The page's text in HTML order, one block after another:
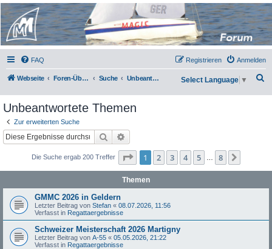
Micro Magic Forum
Deutschland
FAQ Anmelden
Registrieren
Webseite Foren-Übersicht Suche Unbeantwortete Themen Select Language ▼
Unbeantwortete Themen
Zur erweiterten Suche
Suche
Die Suche ergab 200 Treffer Seite 1von
1 2 3 4 5 8
Themen
GMMC 2026 in Geldern
Letzter Beitrag von Stefan « 08.07.2026, 11:56
Verfasst in Regattaergebnisse
Schweizer Meisterschaft 2026 Martigny
Letzter Beitrag von A-55 « 05.05.2026, 21:22
Verfasst in Regattaergebnisse